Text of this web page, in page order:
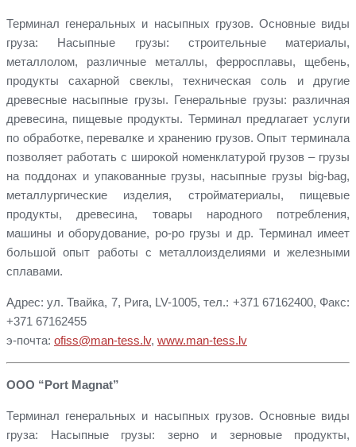
Терминал генеральных и насыпных грузов. Основные виды
груза: Насыпные грузы: строительные материалы,
металлолом, различные металлы, ферросплавы, щебень,
продукты сахарной свеклы, техническая соль и другие
древесные насыпные грузы. Генеральные грузы: различная
древесина, пищевые продукты. Терминал предлагает услуги
по обработке, перевалке и хранению грузов. Опыт терминала
позволяет работать с широкой номенклатурой грузов – грузы
на поддонах и упакованные грузы, насыпные грузы big-bag,
металлургические изделия, стройматериалы, пищевые
продукты, древесина, товары народного потребления,
машины и оборудование, ро-ро грузы и др. Терминал имеет
большой опыт работы с металлоизделиями и железными
сплавами.
Адрес: ул. Твайка, 7, Рига, LV-1005, тел.: +371 67162400, Факс:
+371 67162455
э-почта: ofiss@man-tess.lv, www.man-tess.lv
ООО “Port Magnat”
Терминал генеральных и насыпных грузов. Основные виды
груза: Насыпные грузы: зерно и зерновые продукты,